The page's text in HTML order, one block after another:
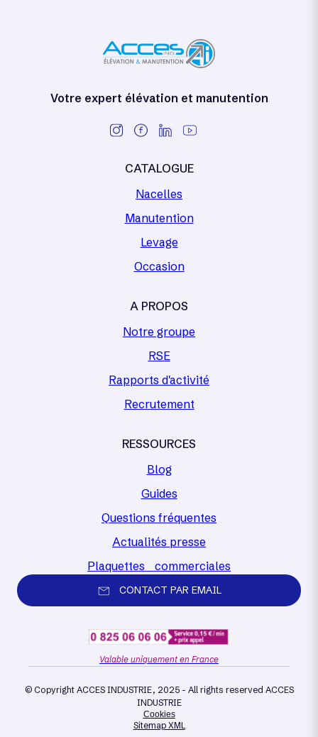
Votre expert élévation et manutention
CATALOGUE
Nacelles
Manutention
Levage
Occasion
A PROPOS
Notre groupe
RSE
Rapports d'activité
Recrutement
RESSOURCES
Blog
Guides
Questions fréquentes
Actualités presse
Plaquettes commerciales
CONTACT PAR EMAIL
Valable uniquement en France
© Copyright ACCES INDUSTRIE, 2025 - All rights reserved ACCES
INDUSTRIE
Cookies
Sitemap XML